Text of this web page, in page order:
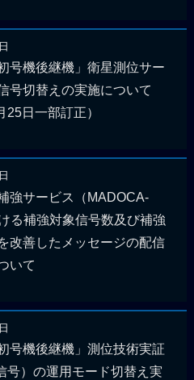
号機後継機」衛星測位サー
号切替えの実施について
25日一部訂正）
強サービス（MADOCA-
る補強対象信号数及び補強
改善したメッセージの配信
いて
号機後継機」測位技術実証
号）の運用モード切替え実